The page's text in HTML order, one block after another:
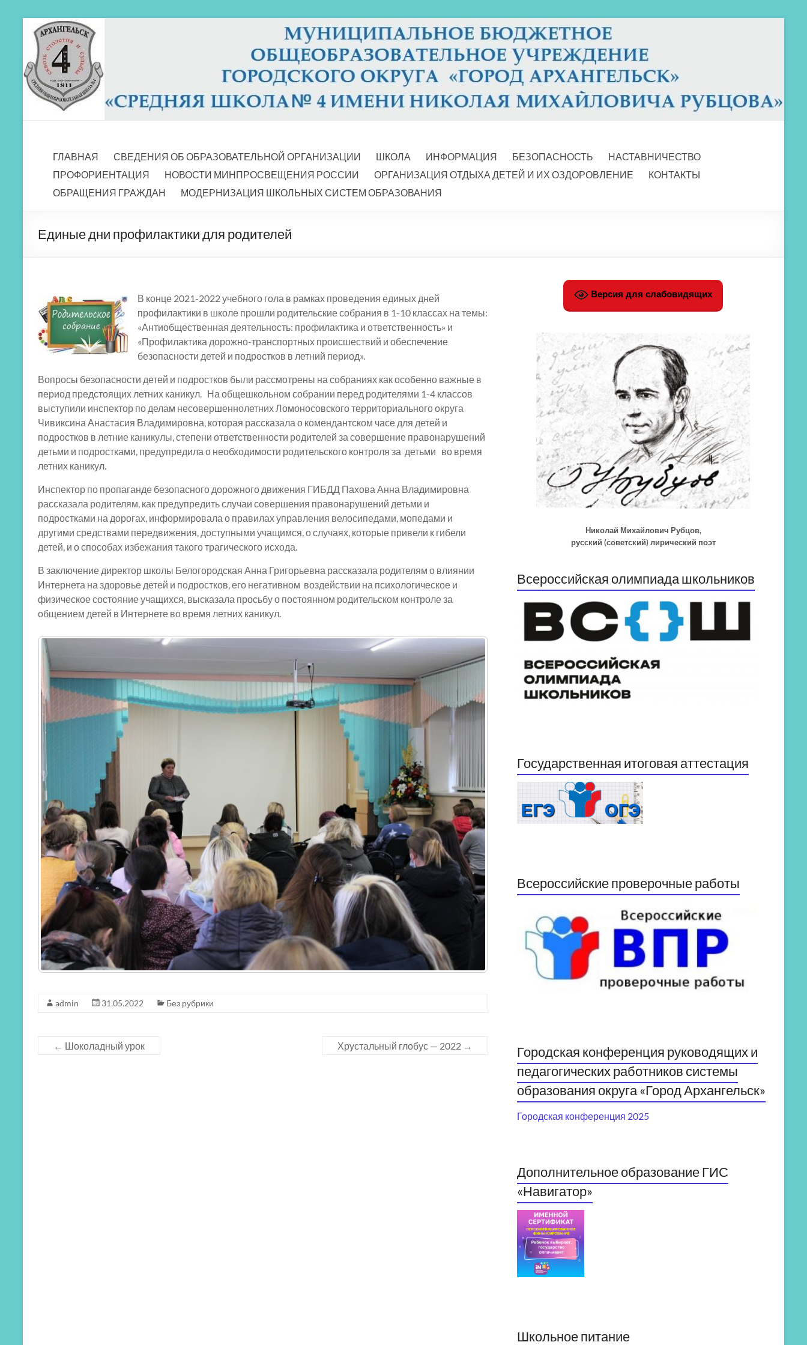
Перейти
содержимому
МБОУ СШ 4
ГЛАВНАЯ
СВЕДЕНИЯ ОБ ОБРАЗОВАТЕЛЬНОЙ ОРГАНИЗАЦИИ ШКОЛА ИНФОРМАЦИЯ БЕЗОПАСНОСТЬ
НАСТАВНИЧЕСТВО
ПРОФОРИЕНТАЦИЯ
НОВОСТИ МИНПРОСВЕЩЕНИЯ РОССИИ ОРГАНИЗАЦИЯ ОТДЫХА ДЕТЕЙ И ИХ ОЗДОРОВЛЕНИЕ
КОНТАКТЫ
ОБРАЩЕНИЯ ГРАЖДАН
МОДЕРНИЗАЦИЯ ШКОЛЬНЫХ СИСТЕМ ОБРАЗОВАНИЯ
Единые дни профилактики для родителей
В конце 2021-2022 учебного гола в рамках проведения единых дней
профилактики в школе прошли родительские собрания в 1-10 классах на темы:
«Антиобщественная деятельность: профилактика и ответственность» и
«Профилактика дорожно-транспортных происшествий и обеспечение
безопасности детей и подростков в летний период».
Вопросы безопасности детей и подростков были рассмотрены на собраниях как особенно важные в
период предстоящих летних каникул. На общешкольном собрании перед родителями 1-4 классов
выступили инспектор по делам несовершеннолетних Ломоносовского территориального округа
Чивиксина Анастасия Владимировна, которая рассказала о комендантском часе для детей и
подростков в летние каникулы, степени ответственности родителей за совершение правонарушений
детьми и подростками, предупредила о необходимости родительского контроля за детьми во время
летних каникул.
Инспектор по пропаганде безопасного дорожного движения ГИБДД Пахова Анна Владимировна
рассказала родителям, как предупредить случаи совершения правонарушений детьми и
подростками на дорогах, информировала о правилах управления велосипедами, мопедами и
другими средствами передвижения, доступными учащимся, о случаях, которые привели к гибели
детей, и о способах избежания такого трагического исхода.
В заключение директор школы Белогородская Анна Григорьевна рассказала родителям о влиянии
Интернета на здоровье детей и подростков, его негативном воздействии на психологическое и
физическое состояние учащихся, высказала просьбу о постоянном родительском контроле за
общением детей в Интернете во время летних каникул.
admin 31.05.2022 Без рубрики
← Шоколадный урок Хрустальный глобус — 2022 →
Версия для слабовидящих
Николай Михайлович Рубцов,
русский (советский) лирический поэт
Всероссийская олимпиада школьников
Государственная итоговая аттестация
Всероссийские проверочные работы
Городская конференция руководящих и
педагогических работников системы
образования округа «Город Архангельск»
Городская конференция 2025
Дополнительное образование ГИС
«Навигатор»
Школьное питание